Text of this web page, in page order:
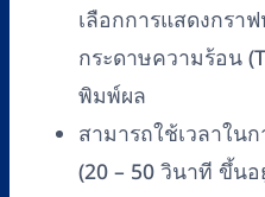
เลือกการแสดงกรา
กระดาษความร้อน
พิมพ์ผล
สามารถใช้เวลาใน
(20 – 50 วินาที ขึ้น